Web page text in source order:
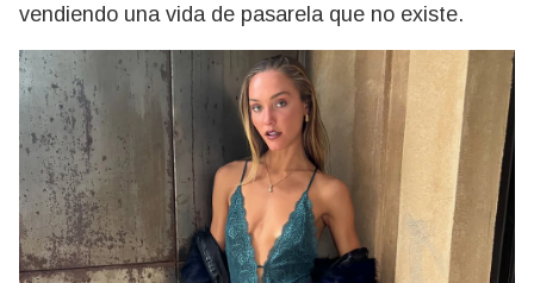
vendiendo una vida de pasarela que no existe.